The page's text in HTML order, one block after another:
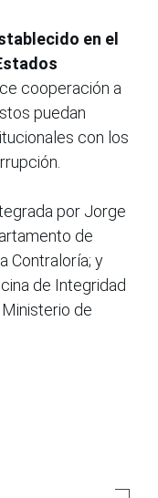
en el
cooperación a
puedan
con los
por Jorge
de
Contraloría; y
de Integridad
de